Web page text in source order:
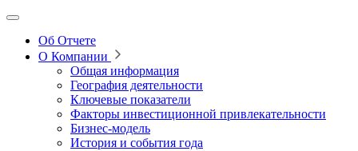
Об Отчете
О Компании
Общая информация
География деятельности
Ключевые показатели
Факторы инвестиционной привлекательности
Бизнес-модель
История и события года